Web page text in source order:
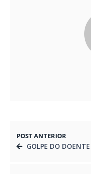
POST ANTERIOR
GOLPE DO DOENTE